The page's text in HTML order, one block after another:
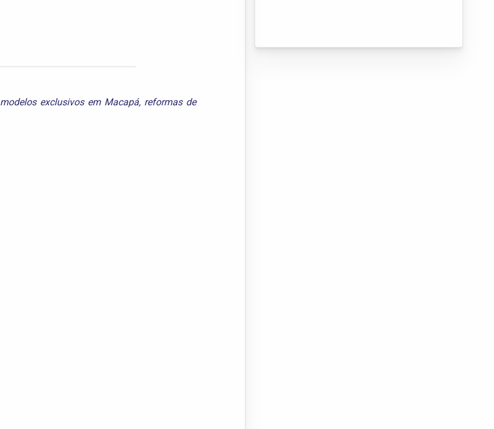
modelos exclusivos em Macapá, reformas de